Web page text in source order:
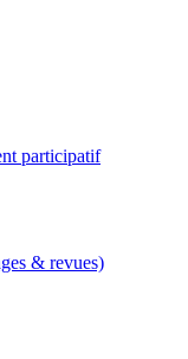
participatif
& revues)